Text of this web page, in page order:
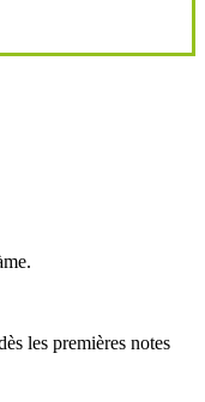
les premières notes